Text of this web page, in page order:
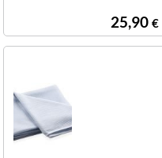
25,90 €